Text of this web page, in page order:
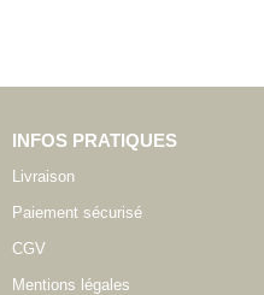
INFOS PRATIQUES
Livraison
Paiement sécurisé
CGV
Mentions légales